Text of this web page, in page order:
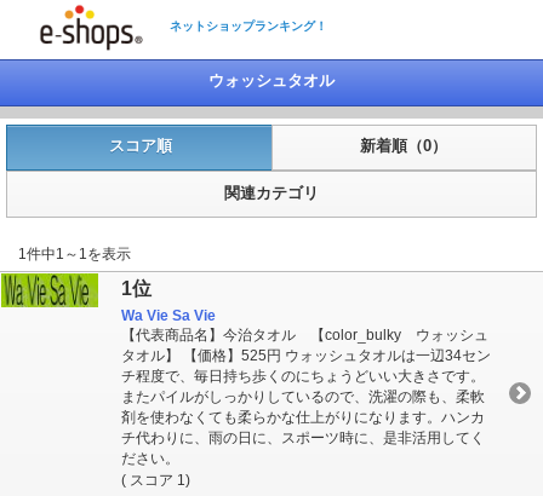
ネットショップランキング！
ウォッシュタオル
スコア順 新着順（0）
関連カテゴリ
1件中1～1を表示
1位
Wa Vie Sa Vie
【代表商品名】今治タオル 【color_bulky ウォッシュ
タオル】 【価格】525円 ウォッシュタオルは一辺34セン
チ程度で、毎日持ち歩くのにちょうどいい大きさです。
またパイルがしっかりしているので、洗濯の際も、柔軟
剤を使わなくても柔らかな仕上がりになります。ハンカ
チ代わりに、雨の日に、スポーツ時に、是非活用してく
ださい。
( スコア 1)